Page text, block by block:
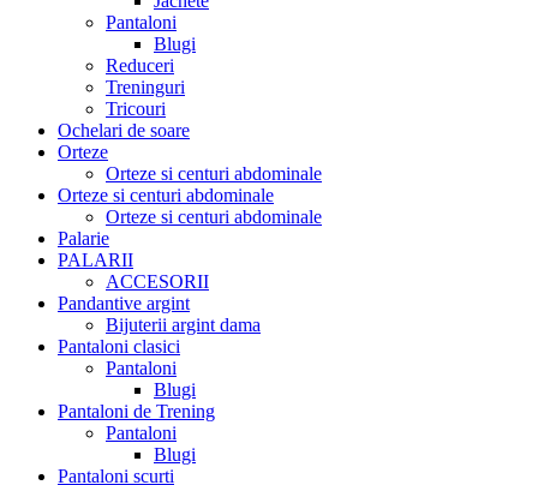
Pantaloni
Blugi
Reduceri
Treninguri
Tricouri
Ochelari de soare
Orteze
Orteze si centuri abdominale
Orteze si centuri abdominale
Orteze si centuri abdominale
Palarie
PALARII
ACCESORII
Pandantive argint
Bijuterii argint dama
Pantaloni clasici
Pantaloni
Blugi
Pantaloni de Trening
Pantaloni
Blugi
Pantaloni scurti